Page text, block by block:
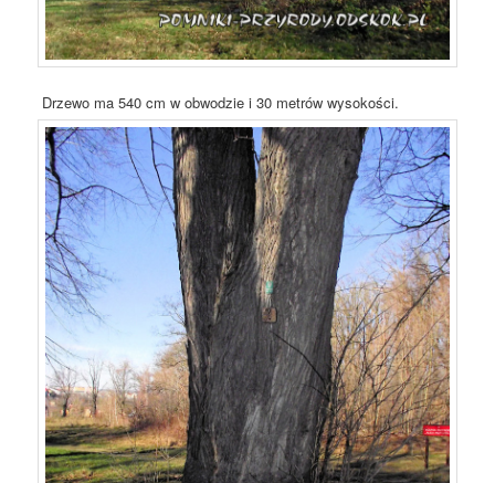
Drzewo ma 540 cm w obwodzie i 30 metrów wysokości.